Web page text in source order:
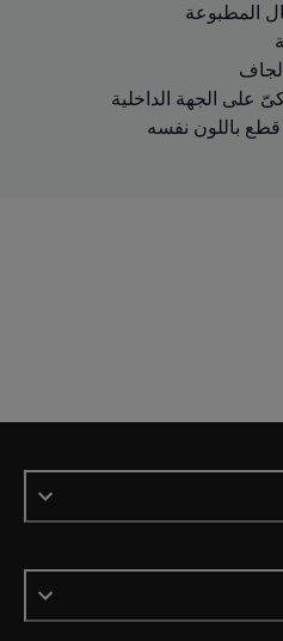
المطبوعة
على الجهة الداخلية
باللون نفسه